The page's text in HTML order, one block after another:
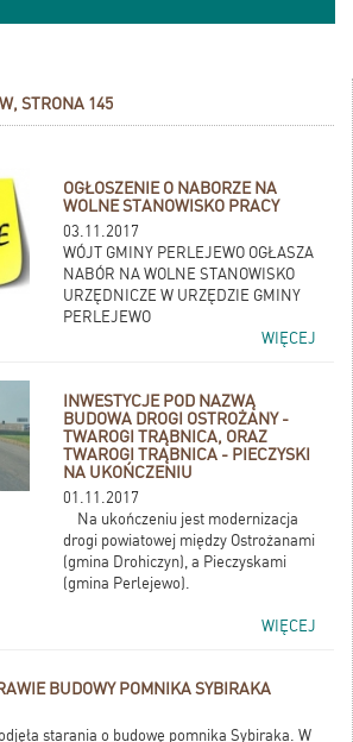
STRONA 145
OGŁOSZENIE O NABORZE NA
WOLNE STANOWISKO PRACY
03.11.2017
WÓJT GMINY PERLEJEWO OGŁASZA
NABÓR NA WOLNE STANOWISKO
URZĘDNICZE W URZĘDZIE GMINY
PERLEJEWO
WIĘCEJ
INWESTYCJE POD NAZWĄ
BUDOWA DROGI OSTROŻANY -
TWAROGI TRĄBNICA, ORAZ
TWAROGI TRĄBNICA - PIECZYSKI
NA UKOŃCZENIU
01.11.2017
Na ukończeniu jest modernizacja
drogi powiatowej między Ostrożanami
(gmina Drohiczyn), a Pieczyskami
(gmina Perlejewo).
WIĘCEJ
BUDOWY POMNIKA SYBIRAKA
starania o budowę pomnika Sybiraka. W